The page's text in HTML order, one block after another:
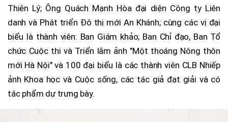
Thiên Lý; Ông Quách Mạnh Hòa đại diện Công ty Liên
danh và Phát triển Đô thị mới An Khánh; cùng các vị đại
biểu là thành viên: Ban Giám khảo; Ban Chỉ đạo, Ban Tổ
chức Cuộc thi và Triển lãm ảnh "Một thoáng Nông thôn
mới Hà Nội" và 100 đại biểu là các thành viên CLB Nhiếp
ảnh Khoa học và Cuộc sống, các tác giả đạt giải và có
tác phẩm dự trưng bày.